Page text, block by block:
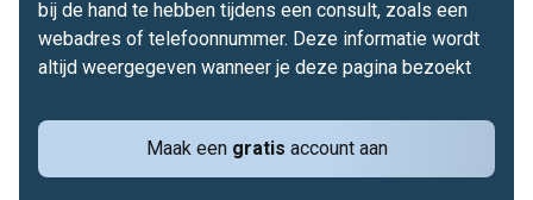
Maak een gratis account aan
bij de hand te hebben tijdens een consult, zoals een
webadres of telefoonnummer. Deze informatie wordt
altijd weergegeven wanneer je deze pagina bezoekt